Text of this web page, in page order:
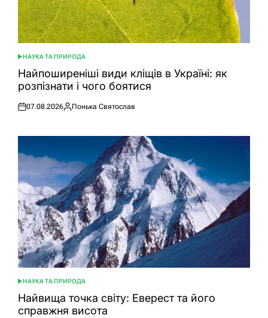
ОПУБЛІКУВАТИ
У
НАУКА ТА ПРИРОДА
Найпоширеніші види кліщів в Україні: як
розпізнати і чого боятися
Оприлюднено
07.08.2026
Опубліковано
Понька Святослав
ОПУБЛІКУВАТИ
У
НАУКА ТА ПРИРОДА
Найвища точка світу: Еверест та його
справжня висота